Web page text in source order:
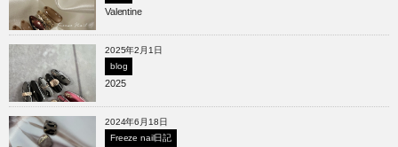
Valentine
2025年2月1日
blog
2025
2024年6月18日
Freeze nail日記